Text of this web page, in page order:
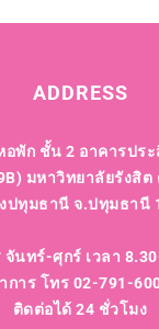
ADDRESS
อพัก ชั้น 2 อาคารปร
มหาวิทยาลัยรังสิต
งปทุมธานี จ.ปทุมธานี
จันทร์-ศุกร์ เวลา
การ โทร 02-791-
ติดต่อได้ 24 ชั่วโมง